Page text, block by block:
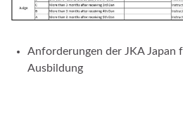
Anforderungen der JKA Japan
Ausbildung